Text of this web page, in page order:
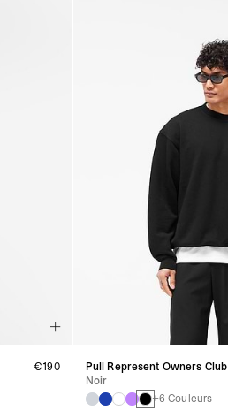
€190
Pull Represent Owners Club
Noir
+6 Couleurs